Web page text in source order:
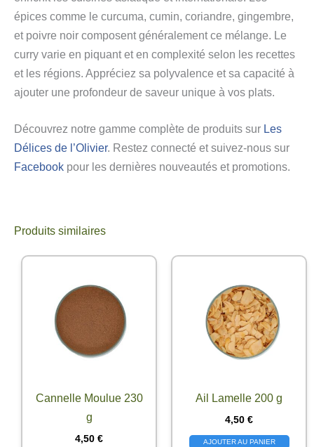
épices comme le curcuma, cumin, coriandre, gingembre,
et poivre noir composent généralement ce mélange. Le
curry varie en piquant et en complexité selon les recettes
et les régions. Appréciez sa polyvalence et sa capacité à
ajouter une profondeur de saveur unique à vos plats.
Découvrez notre gamme complète de produits sur Les
Délices de l’Olivier. Restez connecté et suivez-nous sur
Facebook pour les dernières nouveautés et promotions.
Produits similaires
Cannelle Moulue 230
g
4,50 €
Ail Lamelle 200 g
4,50 €
AJOUTER AU PANIER